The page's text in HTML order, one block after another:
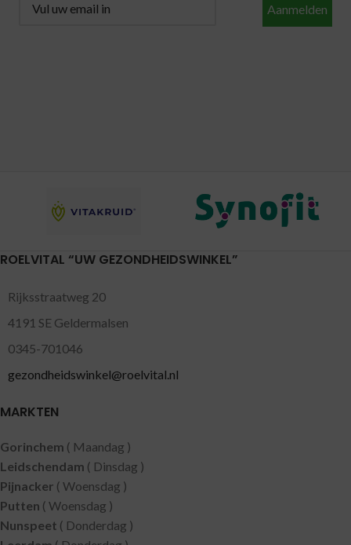
Aanmelden
ROELVITAL “UW GEZONDHEIDSWINKEL”
Rijksstraatweg 20
4191 SE Geldermalsen
0345-701046
gezondheidswinkel@roelvital.nl
MARKTEN
Gorinchem ( Maandag )
Leidschendam ( Dinsdag )
Pijnacker ( Woensdag )
Putten ( Woensdag )
Nunspeet ( Donderdag )